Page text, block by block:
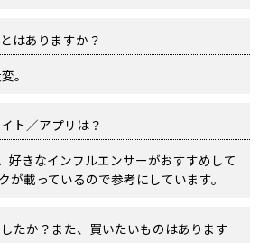
はありますか？
。
ト／アプリは？
好きなインフルエンサーがおすすめして
が載っているので参考にしています。
たか？また、買いたいものはあります